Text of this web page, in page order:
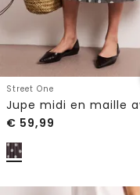
Street One
€ 59,99